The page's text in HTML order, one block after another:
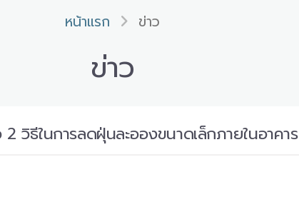
หน้าแรก ข่าว
ข่าว
วิธีในการลดฝุ่นละอองขนาดเล็กภายในอาคาร